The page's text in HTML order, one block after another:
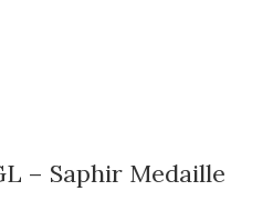
– Saphir Medaille